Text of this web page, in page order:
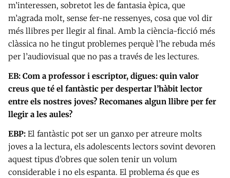
m’interessen, sobretot les de fantasia èpica, que
m’agrada molt, sense fer-ne ressenyes, cosa que vol dir
més llibres per llegir al final. Amb la ciència-ficció més
clàssica no he tingut problemes perquè l’he rebuda més
per l’audiovisual que no pas a través de les lectures.
EB: Com a professor i escriptor, digues: quin valor
creus que té el fantàstic per despertar l’hàbit lector
entre els nostres joves? Recomanes algun llibre per fer
llegir a les aules?
EBP: El fantàstic pot ser un ganxo per atreure molts
joves a la lectura, els adolescents lectors sovint devoren
aquest tipus d’obres que solen tenir un volum
considerable i no els espanta. El problema és que es